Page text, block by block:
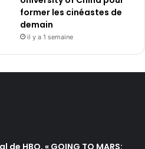
former les cinéastes de
demain
il y a 1 semaine
HBO, « GOING TO MARS: